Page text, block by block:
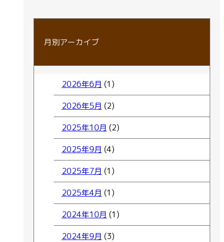
月別アーカイブ
2026年6月 (1)
2026年5月 (2)
2025年10月 (2)
2025年9月 (4)
2025年7月 (1)
2025年4月 (1)
2024年10月 (1)
2024年9月 (3)